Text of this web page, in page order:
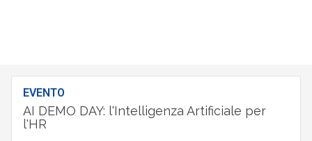
EVENTO
AI DEMO DAY: l'Intelligenza Artificiale per
l'HR